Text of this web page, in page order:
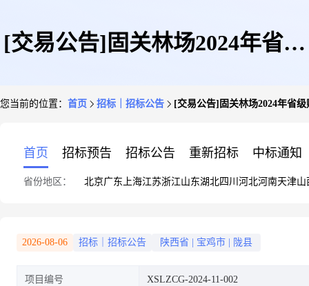
[交易公告]固关林场2024年省级
您当前的位置： 首页 招标｜招标公告 [交易公告]固关林场2024年省
首页 招标预告 招标公告 重新招标 中标通知
省份地区： 北京广东 上海江苏浙江山东湖北四川 河北河南天津山
2026-08-06 招标｜招标公告 陕西省 宝鸡市 陇县
项目编号 XSLZCG-2024-11-002